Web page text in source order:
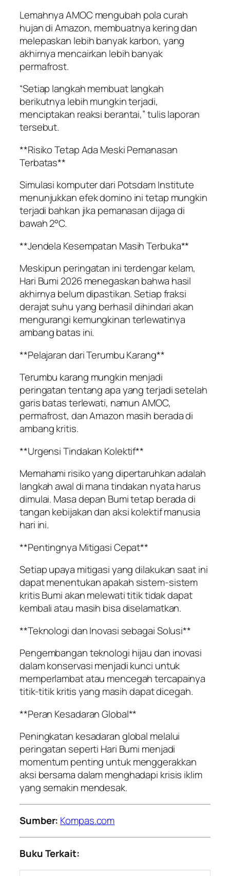
Lemahnya AMOC mengubah pola curah
hujan di Amazon, membuatnya kering dan
melepaskan lebih banyak karbon, yang
akhirnya mencairkan lebih banyak
permafrost.
“Setiap langkah membuat langkah
berikutnya lebih mungkin terjadi,
menciptakan reaksi berantai,” tulis laporan
tersebut.
**Risiko Tetap Ada Meski Pemanasan
Terbatas**
Simulasi komputer dari Potsdam Institute
menunjukkan efek domino ini tetap mungkin
terjadi bahkan jika pemanasan dijaga di
bawah 2°C.
**Jendela Kesempatan Masih Terbuka**
Meskipun peringatan ini terdengar kelam,
Hari Bumi 2026 menegaskan bahwa hasil
akhirnya belum dipastikan. Setiap fraksi
derajat suhu yang berhasil dihindari akan
mengurangi kemungkinan terlewatinya
ambang batas ini.
**Pelajaran dari Terumbu Karang**
Terumbu karang mungkin menjadi
peringatan tentang apa yang terjadi setelah
garis batas terlewati, namun AMOC,
permafrost, dan Amazon masih berada di
ambang kritis.
**Urgensi Tindakan Kolektif**
Memahami risiko yang dipertaruhkan adalah
langkah awal di mana tindakan nyata harus
dimulai. Masa depan Bumi tetap berada di
tangan kebijakan dan aksi kolektif manusia
hari ini.
**Pentingnya Mitigasi Cepat**
Setiap upaya mitigasi yang dilakukan saat ini
dapat menentukan apakah sistem-sistem
kritis Bumi akan melewati titik tidak dapat
kembali atau masih bisa diselamatkan.
**Teknologi dan Inovasi sebagai Solusi**
Pengembangan teknologi hijau dan inovasi
dalam konservasi menjadi kunci untuk
memperlambat atau mencegah tercapainya
titik-titik kritis yang masih dapat dicegah.
**Peran Kesadaran Global**
Peningkatan kesadaran global melalui
peringatan seperti Hari Bumi menjadi
momentum penting untuk menggerakkan
aksi bersama dalam menghadapi krisis iklim
yang semakin mendesak.
Sumber: Kompas.com
Buku Terkait: